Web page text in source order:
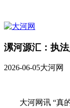
漯河源汇：执
2026-06-05大河网
大河网讯 “真